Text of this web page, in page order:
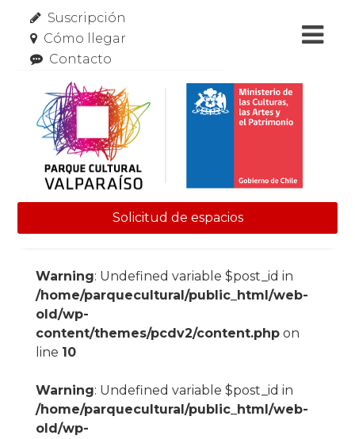
Suscripción
Cómo llegar
Contacto
Solicitud de espacios
Warning: Undefined variable $post_id in
/home/parquecultural/public_html/web-
old/wp-
content/themes/pcdv2/content.phpon
line 10
Warning: Undefined variable $post_id in
/home/parquecultural/public_html/web-
old/wp-